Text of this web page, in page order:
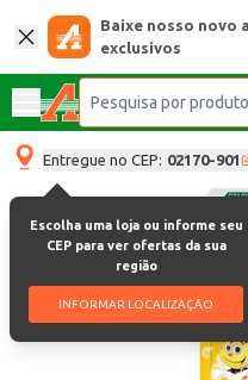
Baixe nosso novo
exclusivos
Entregue no CEP: 02170-901
Escolha uma loja ou informe seu
CEP para ver ofertas da sua
região
INFORMAR LOCALIZAÇÃO